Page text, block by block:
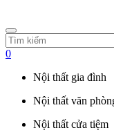
0
Nội thất gia đình
Nội thất văn
Nội thất cửa tiệm